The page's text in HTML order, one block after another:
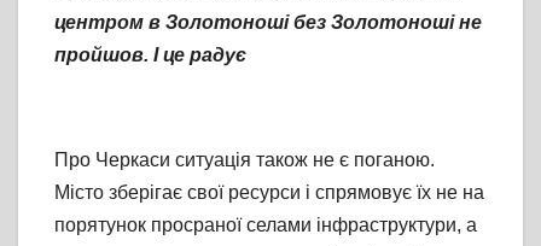
центром в Золотоноші без Золотоноші не
пройшов. І це радує
Про Черкаси ситуація також не є поганою.
Місто зберігає свої ресурси і спрямовує їх не на
порятунок просраної селами інфраструктури, а